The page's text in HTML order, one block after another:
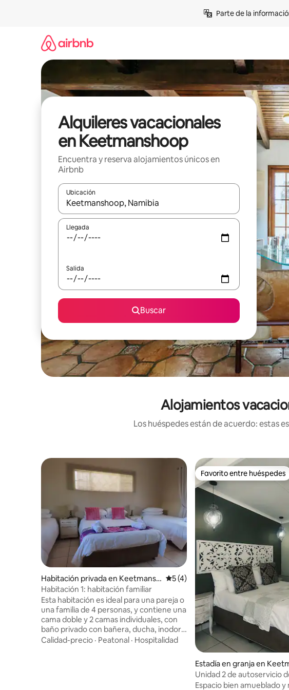
Parte de la
Alquileres vacacionales
en Keetmanshoop
Encuentra y reserva alojamientos únicos en
Airbnb
Ubicación
Cuando los resultados estén disponibles, navega con las teclas de
Llegada
Salida
Buscar
Alojamientos
Los huéspedes están de acuerdo: estas
Habitación privada en Keetmansh
oop
Calificación promedio: 5 de 5, 4
5 (4)
Habitación 1: habitación familiar
Esta habitación es ideal para una pareja o
una familia de 4 personas, y contiene una
cama doble y 2 camas individuales, con
baño privado con bañera, ducha, inodoro
y lavabo. La habitación tiene aire
Calidad-precio · Peatonal · Hospitalidad
Favorito entre huéspedes
Favorito entre huéspedes
Estadía en granja en
nshoop
Unidad 2 de autoservicio
Muellerhoff
Espacio bien amueblado